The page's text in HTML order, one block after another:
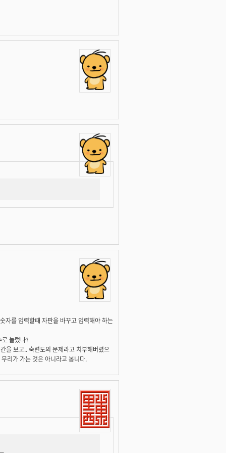
자를 입력할때 자판을 바꾸고 입력해야 하는
눌렀나?
을 보고.. 숙련도의 문제라고 치부해버렸으
리가 가는 것은 아니라고 봅니다.